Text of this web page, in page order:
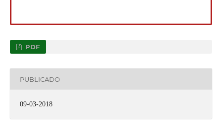
PDF
PUBLICADO
09-03-2018